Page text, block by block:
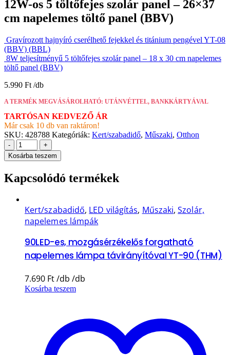
12W-os 5 töltőfejes szolár panel – 26×37
cm napelemes töltő panel (BBV)
Gravírozott hajnyíró cserélhető fejekkel és titánium pengével YT-08
(BBV) (BBL)
8W teljesítményű 5 töltőfejes szolár panel – 18 x 30 cm napelemes
töltő panel (BBV)
5.990 Ft
A TERMÉK MEGVÁSÁROLHATÓ: UTÁNVÉTTEL, BANKKÁRTYÁVAL
TARTÓSAN KEDVEZŐ ÁR
Már csak 10 db van raktáron!
SKU: 428788 Kategóriák: Kert/szabadidő, Műszaki, Otthon
-
+
Kosárba teszem
Kapcsolódó termékek
Kert/szabadidő, LED világítás, Műszaki,Szolár,
napelemes lámpák
90LED-es, mozgásérzékelős forgatható
napelemes lámpa távirányítóval YT-90 (THM)
7.690 Ft
Kosárba teszem